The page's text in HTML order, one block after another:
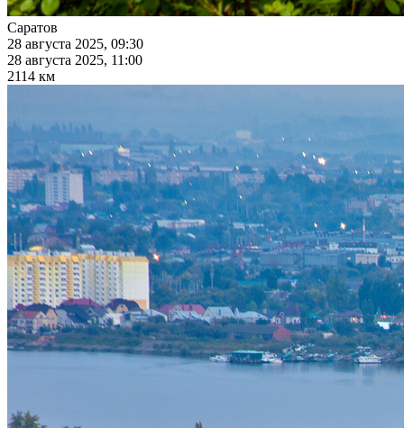
Саратов
28 августа 2025, 09:30
28 августа 2025, 11:00
2114 км